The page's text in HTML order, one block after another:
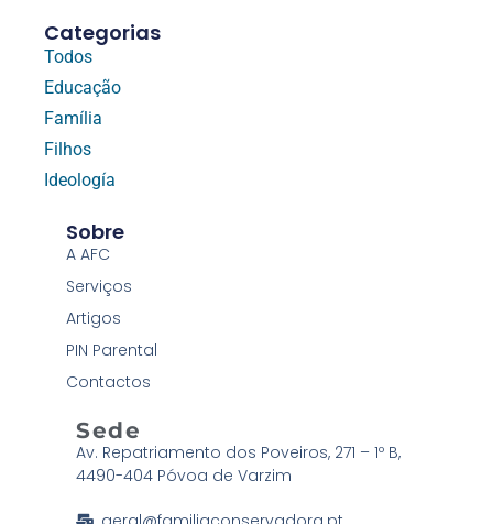
Categorias
Todos
Educação
Família
Filhos
Ideología
Sobre
A AFC
Serviços
Artigos
PIN Parental
Contactos
Sede
Av. Repatriamento dos Poveiros, 271 – 1º B,
4490-404 Póvoa de Varzim